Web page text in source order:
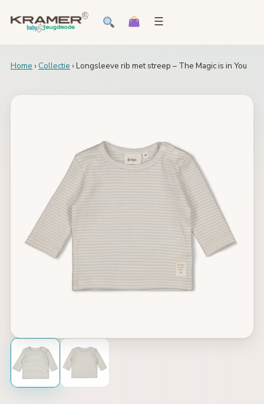
☰
Home › Collectie › Longsleeve rib met streep – The Magic is in You